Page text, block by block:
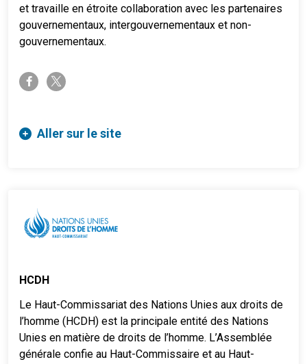
et travaille en étroite collaboration avec les partenaires
gouvernementaux, intergouvernementaux et non-
gouvernementaux.
facebook-ftwitter-x
Aller sur le site
HCDH
Le Haut-Commissariat des Nations Unies aux droits de
l’homme (HCDH) est la principale entité des Nations
Unies en matière de droits de l’homme. L’Assemblée
générale confie au Haut-Commissaire et au Haut-